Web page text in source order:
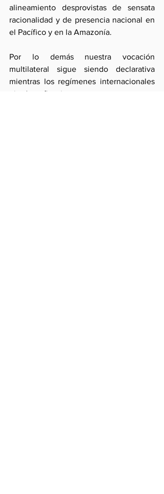
alineamiento desprovistas de sensata
racionalidad y de presencia nacional en
el Pacífico y en la Amazonía.
Por lo demás nuestra vocación
multilateral sigue siendo declarativa
mientras los regímenes internacionales
pierden eficacia.